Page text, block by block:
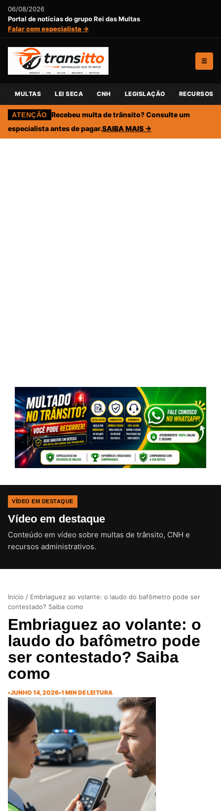
06/08/2026
Portal de notícias do grupo Rei das Multas
Falar com especialista →
☰
MULTAS LEI SECA CNH LEGISLAÇÃO RECURSOS
ATENÇÃO Recebeu multa de trânsito? Consulte um
especialista antes de pagar.SAIBA MAIS →
VÍDEO EM DESTAQUE
Vídeo em destaque
Conteúdo em vídeo sobre multas de trânsito, CNH e
recursos administrativos.CLIQUE PARA ATIVAR O SOM
Início / Embriaguez ao volante: o laudo do bafômetro pode ser
contestado? Saiba como
Embriaguez ao volante: o
laudo do bafômetro pode
ser contestado? Saiba
como
•JUNHO 14, 2026•1 MIN DE LEITURA